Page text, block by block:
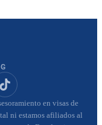
Instagram
en Facebook
a USAvisa en X
Seguir a USAvisa en
en visas de
ni estamos afiliados al